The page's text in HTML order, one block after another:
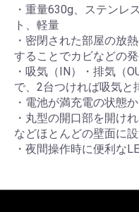
・重量630g、ステンレ
ト、軽量
・密閉された部屋の放
することでカビなどの
・吸気（IN）・排気（
で、2台つければ吸気と
・電池が満充電の状態
・丸型の開口部を開け
などほとんどの壁面に
・夜間操作時に便利な